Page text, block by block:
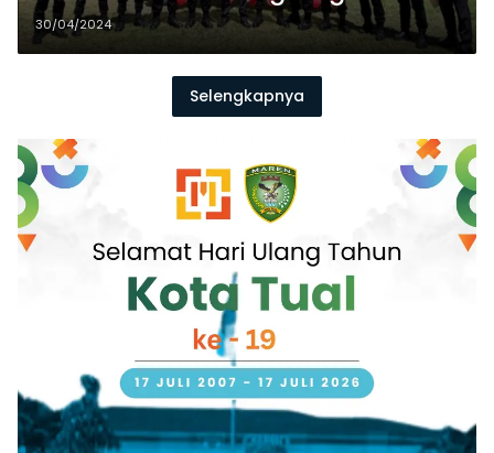
30/04/2024
Selengkapnya